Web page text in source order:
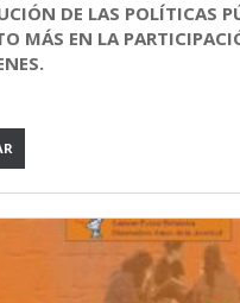
DE LAS POLÍTICAS
MÁS EN LA